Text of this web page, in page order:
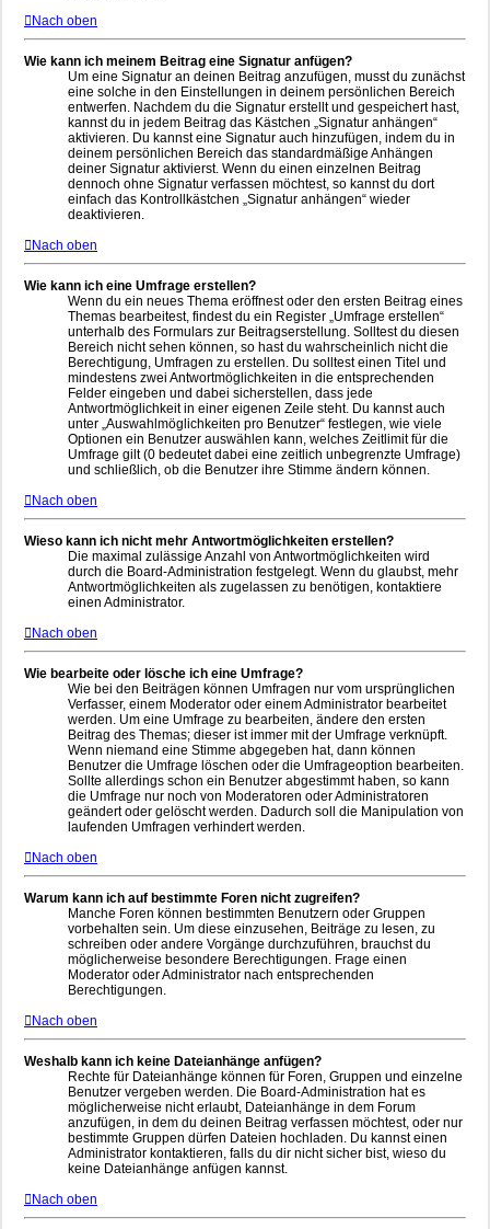
Nach oben
Wie kann ich meinem Beitrag eine Signatur anfügen?
Um eine Signatur an deinen Beitrag anzufügen, musst du zunächst
eine solche in den Einstellungen in deinem persönlichen Bereich
entwerfen. Nachdem du die Signatur erstellt und gespeichert hast,
kannst du in jedem Beitrag das Kästchen „Signatur anhängen“
aktivieren. Du kannst eine Signatur auch hinzufügen, indem du in
deinem persönlichen Bereich das standardmäßige Anhängen
deiner Signatur aktivierst. Wenn du einen einzelnen Beitrag
dennoch ohne Signatur verfassen möchtest, so kannst du dort
einfach das Kontrollkästchen „Signatur anhängen“ wieder
deaktivieren.
Nach oben
Wie kann ich eine Umfrage erstellen?
Wenn du ein neues Thema eröffnest oder den ersten Beitrag eines
Themas bearbeitest, findest du ein Register „Umfrage erstellen“
unterhalb des Formulars zur Beitragserstellung. Solltest du diesen
Bereich nicht sehen können, so hast du wahrscheinlich nicht die
Berechtigung, Umfragen zu erstellen. Du solltest einen Titel und
mindestens zwei Antwortmöglichkeiten in die entsprechenden
Felder eingeben und dabei sicherstellen, dass jede
Antwortmöglichkeit in einer eigenen Zeile steht. Du kannst auch
unter „Auswahlmöglichkeiten pro Benutzer“ festlegen, wie viele
Optionen ein Benutzer auswählen kann, welches Zeitlimit für die
Umfrage gilt (0 bedeutet dabei eine zeitlich unbegrenzte Umfrage)
und schließlich, ob die Benutzer ihre Stimme ändern können.
Nach oben
Wieso kann ich nicht mehr Antwortmöglichkeiten erstellen?
Die maximal zulässige Anzahl von Antwortmöglichkeiten wird
durch die Board-Administration festgelegt. Wenn du glaubst, mehr
Antwortmöglichkeiten als zugelassen zu benötigen, kontaktiere
einen Administrator.
Nach oben
Wie bearbeite oder lösche ich eine Umfrage?
Wie bei den Beiträgen können Umfragen nur vom ursprünglichen
Verfasser, einem Moderator oder einem Administrator bearbeitet
werden. Um eine Umfrage zu bearbeiten, ändere den ersten
Beitrag des Themas; dieser ist immer mit der Umfrage verknüpft.
Wenn niemand eine Stimme abgegeben hat, dann können
Benutzer die Umfrage löschen oder die Umfrageoption bearbeiten.
Sollte allerdings schon ein Benutzer abgestimmt haben, so kann
die Umfrage nur noch von Moderatoren oder Administratoren
geändert oder gelöscht werden. Dadurch soll die Manipulation von
laufenden Umfragen verhindert werden.
Nach oben
Warum kann ich auf bestimmte Foren nicht zugreifen?
Manche Foren können bestimmten Benutzern oder Gruppen
vorbehalten sein. Um diese einzusehen, Beiträge zu lesen, zu
schreiben oder andere Vorgänge durchzuführen, brauchst du
möglicherweise besondere Berechtigungen. Frage einen
Moderator oder Administrator nach entsprechenden
Berechtigungen.
Nach oben
Weshalb kann ich keine Dateianhänge anfügen?
Rechte für Dateianhänge können für Foren, Gruppen und einzelne
Benutzer vergeben werden. Die Board-Administration hat es
möglicherweise nicht erlaubt, Dateianhänge in dem Forum
anzufügen, in dem du deinen Beitrag verfassen möchtest, oder nur
bestimmte Gruppen dürfen Dateien hochladen. Du kannst einen
Administrator kontaktieren, falls du dir nicht sicher bist, wieso du
keine Dateianhänge anfügen kannst.
Nach oben